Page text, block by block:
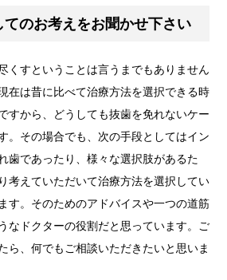
てのお考えをお聞かせ下さい
くすということは言うまでもありません
在は昔に比べて治療方法を選択できる時
すから、どうしても抜歯を免れないケー
。その場合でも、次の手段としてはイン
歯であったり、様々な選択肢があるた
考えていただいて治療方法を選択してい
す。そのためのアドバイスや一つの道筋
なドクターの役割だと思っています。ご
ら、何でもご相談いただきたいと思いま